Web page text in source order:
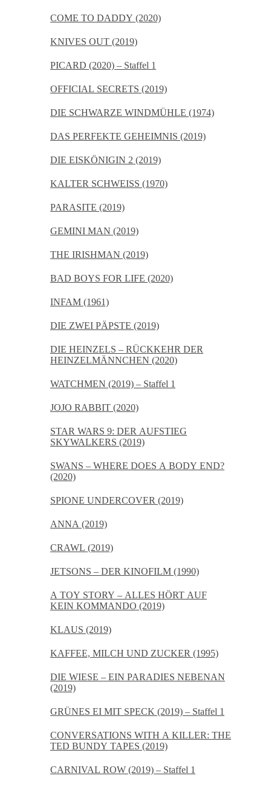
COME TO DADDY (2020)
KNIVES OUT (2019)
PICARD (2020) – Staffel 1
OFFICIAL SECRETS (2019)
DIE SCHWARZE WINDMÜHLE (1974)
DAS PERFEKTE GEHEIMNIS (2019)
DIE EISKÖNIGIN 2 (2019)
KALTER SCHWEISS (1970)
PARASITE (2019)
GEMINI MAN (2019)
THE IRISHMAN (2019)
BAD BOYS FOR LIFE (2020)
INFAM (1961)
DIE ZWEI PÄPSTE (2019)
DIE HEINZELS – RÜCKKEHR DER
HEINZELMÄNNCHEN (2020)
WATCHMEN (2019) – Staffel 1
JOJO RABBIT (2020)
STAR WARS 9: DER AUFSTIEG
SKYWALKERS (2019)
SWANS – WHERE DOES A BODY END?
(2020)
SPIONE UNDERCOVER (2019)
ANNA (2019)
CRAWL (2019)
JETSONS – DER KINOFILM (1990)
A TOY STORY – ALLES HÖRT AUF
KEIN KOMMANDO (2019)
KLAUS (2019)
KAFFEE, MILCH UND ZUCKER (1995)
DIE WIESE – EIN PARADIES NEBENAN
(2019)
GRÜNES EI MIT SPECK (2019) – Staffel 1
CONVERSATIONS WITH A KILLER: THE
TED BUNDY TAPES (2019)
CARNIVAL ROW (2019) – Staffel 1